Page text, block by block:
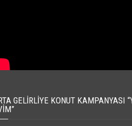
GELIRLIYE KONUT KAMPANYASI